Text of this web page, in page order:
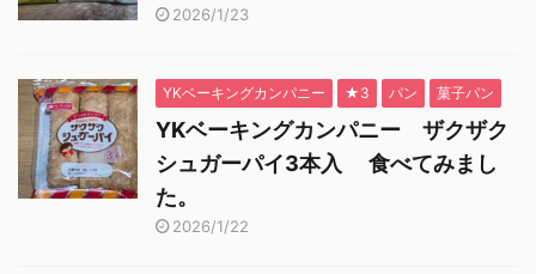
2026/1/23
YKベーキングカンパニー ★3 パン 菓子パン
YKベーキングカンパニー ザクザク
シュガーパイ3本入 食べてみまし
た。
2026/1/22